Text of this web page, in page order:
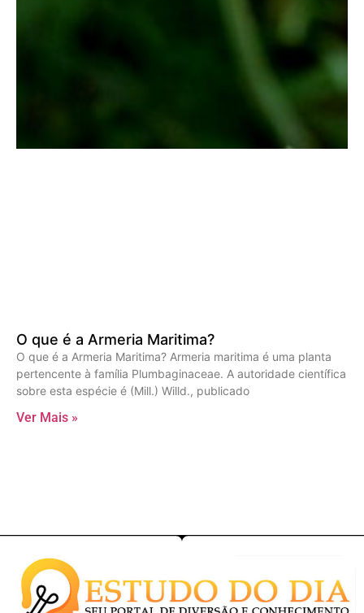
O que é a Armeria Maritima?
O que é a Armeria Maritima? Armeria maritima é uma planta
pertencente à família Plumbaginaceae. A autoridade científica
sobre esta espécie é (Mill.) Willd., publicado
Ver Mais »